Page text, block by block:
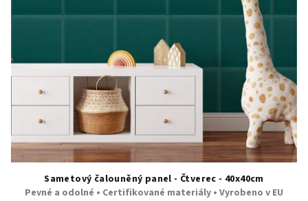
Sametový čalouněný panel - Čtverec - 40x40cm
Pevné a odolné • Certifikované materiály • Vyrobeno v EU